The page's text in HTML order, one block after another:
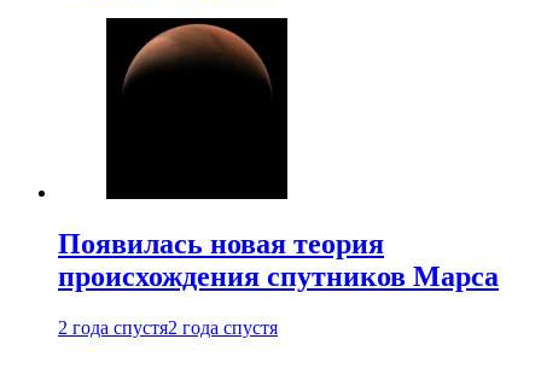
Появилась новая теория
происхождения спутников Марса
2 года спустя2 года спустя